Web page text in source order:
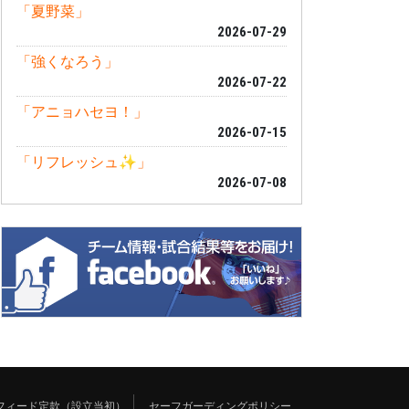
「夏野菜」
2026-07-29
「強くなろう」
2026-07-22
「アニョハセヨ！」
2026-07-15
「リフレッシュ✨」
2026-07-08
ィード定款（設立当初） セーフガーディングポリシー